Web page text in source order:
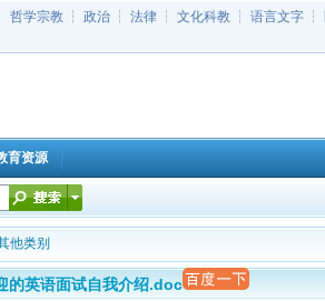
哲学宗教 ┆ 政治 ┆ 法律 ┆ 文化科教 ┆ 语言文字 ┆
育资源
他类别
的英语面试自我介绍.doc